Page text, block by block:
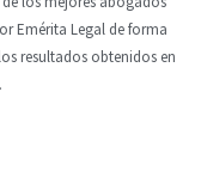
Emérita Legal de forma
resultados obtenidos en